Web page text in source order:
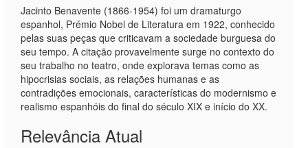
Jacinto Benavente (1866-1954) foi um dramaturgo
espanhol, Prémio Nobel de Literatura em 1922, conhecido
pelas suas peças que criticavam a sociedade burguesa do
seu tempo. A citação provavelmente surge no contexto do
seu trabalho no teatro, onde explorava temas como as
hipocrisias sociais, as relações humanas e as
contradições emocionais, características do modernismo e
realismo espanhóis do final do século XIX e início do XX.
Relevância Atual